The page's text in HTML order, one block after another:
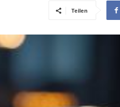
Teilen